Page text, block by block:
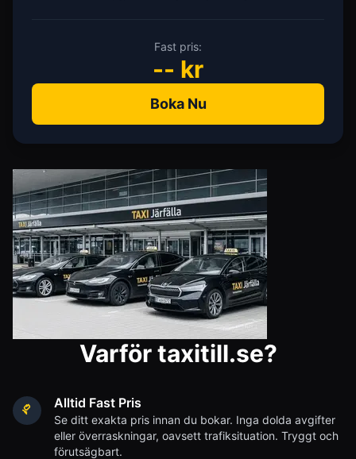
Fast pris:
-- kr
Boka Nu
Varför taxitill.se?
Alltid Fast Pris
Se ditt exakta pris innan du bokar. Inga dolda avgifter
eller överraskningar, oavsett trafiksituation. Tryggt och
förutsägbart.